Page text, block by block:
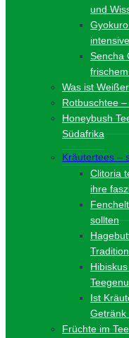
und
Sencha
Was ist
Rotbuschtee
Honeybush
Südafrika
Kräutertees –
Clitoria
ihre
sollten
Tradition
Ist
Getränk
Früchte im